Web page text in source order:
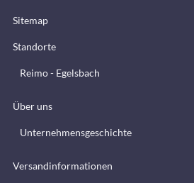
Sitemap
Standorte
Reimo - Egelsbach
Über uns
Unternehmensgeschichte
Versandinformationen